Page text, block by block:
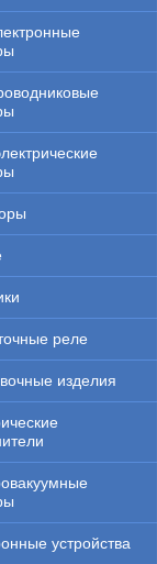
реле
изделия
устройства